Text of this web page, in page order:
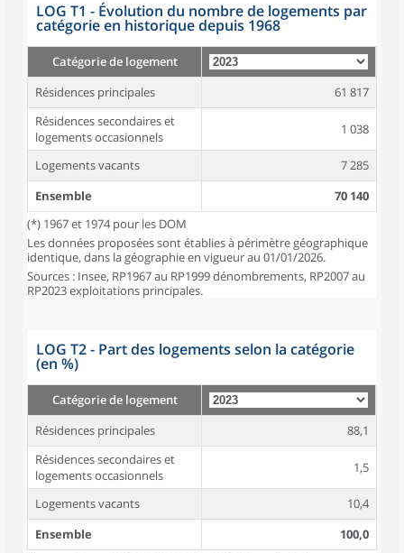
LOG T1 - Évolution du nombre de logements par
catégorie en historique depuis 1968
Catégorie de logement
Résidences principales
61 817
Résidences secondaires et
logements occasionnels
1 038
Logements vacants
7 285
Ensemble
70 140
(*) 1967 et 1974 pour les DOM
Les données proposées sont établies à périmètre géographique
identique, dans la géographie en vigueur au 01/01/2026.
Sources : Insee, RP1967 au RP1999 dénombrements, RP2007 au
RP2023 exploitations principales.
LOG T2 - Part des logements selon la catégorie
(en %)
Catégorie de logement
Résidences principales
88,1
Résidences secondaires et
logements occasionnels
1,5
Logements vacants
10,4
Ensemble
100,0